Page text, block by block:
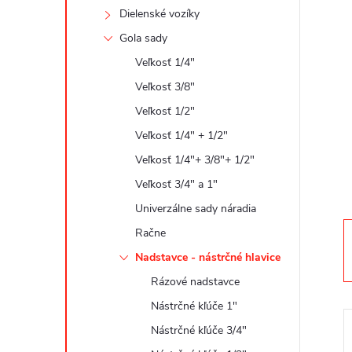
Dielenské vozíky
Gola sady
Veľkosť 1/4"
Veľkosť 3/8"
Veľkosť 1/2"
Veľkosť 1/4" + 1/2"
Veľkosť 1/4"+ 3/8"+ 1/2"
Veľkosť 3/4" a 1"
Univerzálne sady náradia
Račne
Nadstavce - nástrčné hlavice
Rázové nadstavce
Nástrčné kľúče 1"
Nástrčné kľúče 3/4"